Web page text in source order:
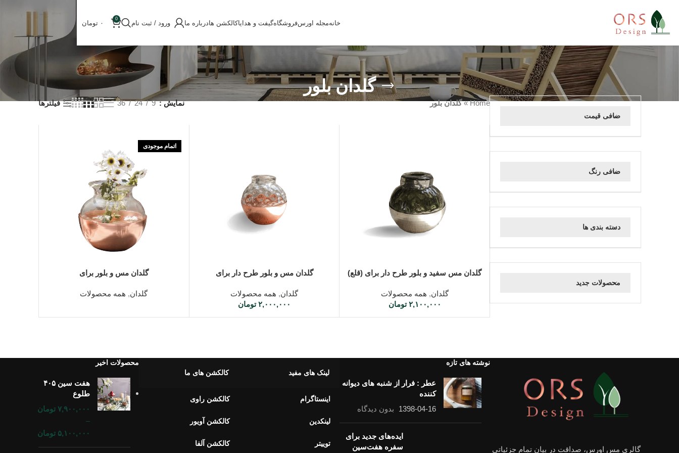
خانهمجله اورسفروشگاهگیفت و هدایاکالکشن هادرباره ما ورود / ثبت نام
0
۰ تومان
گلدان بلور
صافی قیمت
صافی رنگ
دسته بندی ها
محصولات جدید
Home
»گلدان بلور نمایش 9
24
36 فیلترها
افزودن به سبد خرید
گلدان مس سفید و بلور طرح دار برای (قلع)
گلدان, همه محصولات
۲,۱۰۰,۰۰۰ تومان
افزودن به سبد خرید
گلدان مس و بلور طرح دار برای
گلدان, همه محصولات
۲,۰۰۰,۰۰۰ تومان
اتمام موجودی
اطلاعات بیشترگلدان مس و بلور برای
گلدان, همه محصولات
گالری مس اورس، صداقت در بیان تمام جزئیاتی
نوشته های تازه
عطر : فرار از شنبه های دیوانه
کننده
1398-04-16
بدون دیدگاه
ایده‌های جدید برای
سفره هفت‌سین
لینک های مفید
اینستاگرام
لینکدین
توییتر
کالکشن های ما
کالکشن راوی
کالکشن آویور
کالکشن آلفا
محصولات اخیر
هفت سین ۴۰۵
طلوع
۷,۹۰۰,۰۰۰ تومان
–
۵,۱۰۰,۰۰۰ تومان